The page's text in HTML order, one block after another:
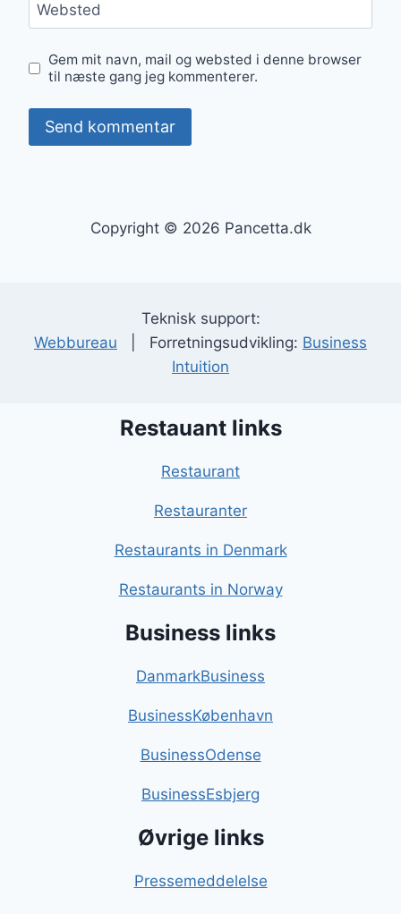
Websted
Gem mit navn, mail og websted i denne browser
til næste gang jeg kommenterer.
Copyright © 2026 Pancetta.dk
Teknisk support:
Webbureau | Forretningsudvikling: Business
Intuition
Restauant links
Restaurant
Restauranter
Restaurants in Denmark
Restaurants in Norway
Business links
DanmarkBusiness
BusinessKøbenhavn
BusinessOdense
BusinessEsbjerg
Øvrige links
Pressemeddelelse